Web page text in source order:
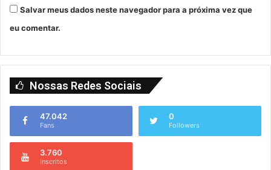
Salvar meus dados neste navegador para a próxima vez que
eu comentar.
Nossas Redes Sociais
47.042
Fans
0
Followers
3.760
Inscritos